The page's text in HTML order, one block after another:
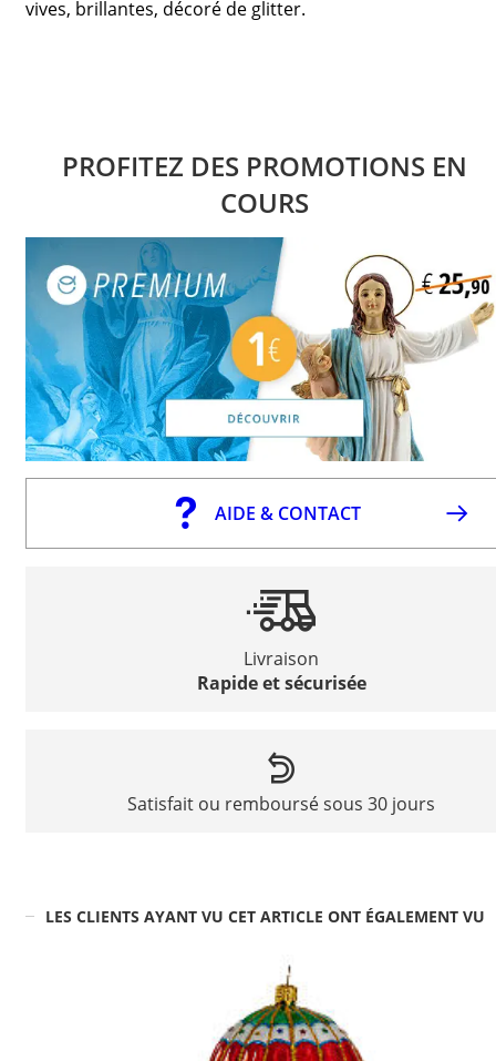
vives, brillantes, décoré de glitter.
PROFITEZ DES PROMOTIONS EN
COURS
AIDE & CONTACT
Livraison
Rapide et sécurisée
Satisfait ou remboursé sous 30 jours
LES CLIENTS AYANT VU CET ARTICLE ONT ÉGALEMENT VU